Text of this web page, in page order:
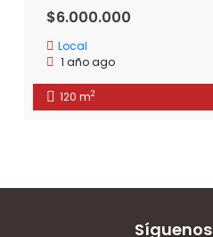
$6.000.000
Local
1 año ago
120 m2
Síguenos